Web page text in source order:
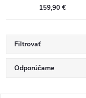
159,90 €
Filtrovať
R
Odporúčame